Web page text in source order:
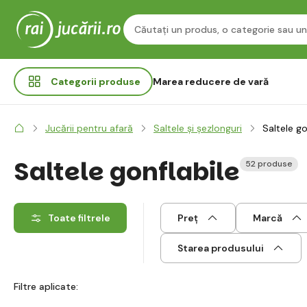
Categorii produse Marea reducere de vară
Jucării pentru afară Saltele și șezlonguri Saltele
Saltele gonflabile 52 produse
Toate filtrele Preț Marcă
Starea produsului
Filtre aplicate: